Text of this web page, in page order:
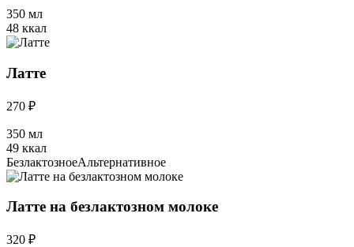
350 мл
48 ккал
Латте
270 ₽
350 мл
49 ккал
БезлактозноеАльтернативное
Латте на безлактозном молоке
320 ₽